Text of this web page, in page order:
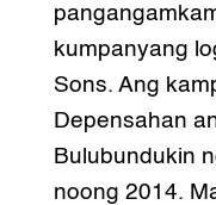
kumpanyang
Sons. Ang
Depensahan
Bulubundukin
noong 2014.